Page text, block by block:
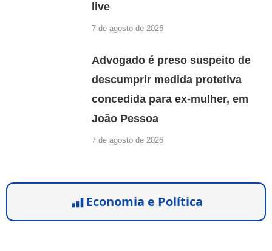
live
7 de agosto de 2026
Advogado é preso suspeito de
descumprir medida protetiva
concedida para ex-mulher, em
João Pessoa
7 de agosto de 2026
Economia e Política